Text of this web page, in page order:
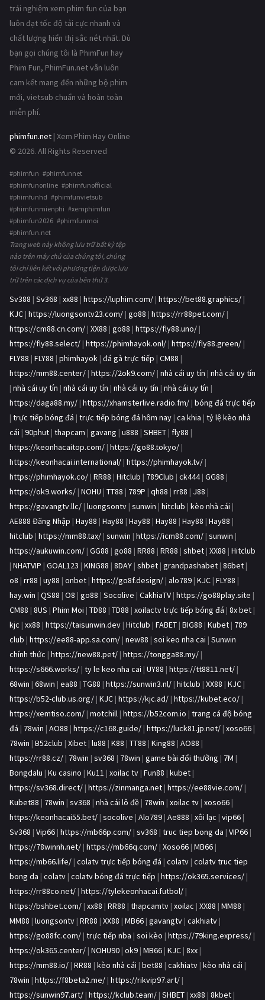
trải nghiệm xem phim fun của bạn
luôn đạt tốc độ tải cực nhanh và
chất lượng hiển thị sắc nét nhất. Dù
bạn gọi chúng tôi là PhimFun hay
Phim Fun, PhimFun.net vẫn luôn
cam kết mang đến những bộ phim
mới, vietsub chuẩn và hoàn toàn
miễn phí.
phimfun.net | Xem Phim Hay Online
© 2026. All Rights Reserved
#phimfun #phimfunnet
#phimfunonline #phimfunofficial
#phimfunhd #phimfunvietsub
#phimfunmienphi #xemphimfun
#phimfun2026 #phimfunmoi
#phimfun.net
Trang web này không lưu trữ bất kỳ tệp
nào trên máy chủ của chúng tôi, chúng
tôi chỉ liên kết với phương tiện được lưu
trữ trên các dịch vụ của bên thứ 3.
Sv388 | Sv368 | xx88 | https://luphim.com/ | https://bet88.graphics/ |
KJC | https://luongsontv23.com/ | go88 | https://rr88pet.com/ |
https://cm88.cn.com/ | XX88 | go88 | https://fly88.uno/ |
https://fly88.select/ | https://phimhayok.onl/ | https://fly88.green/ |
FLY88 | FLY88 | phimhayok | đá gà trực tiếp | CM88 |
https://mm88.center/ | https://2ok9.com/ | nhà cái uy tín | nhà cái uy tín
| nhà cái uy tín | nhà cái uy tín | nhà cái uy tín | nhà cái uy tín |
https://daga88.my/ | https://xhamsterlive.radio.fm/ | bóng đá trực tiếp
| trực tiếp bóng đá | trực tiếp bóng đá hôm nay | ca khia | tỷ lệ kèo nhà
cái | 90phut | thapcam | gavang | u888 | SHBET | fly88 |
https://keonhacaitop.com/ | https://go88.tokyo/ |
https://keonhacai.international/ | https://phimhayok.tv/ |
https://phimhayok.co/ | RR88 | Hitclub | 789Club | ck444| GG88 |
https://ok9.works/ | NOHU | TT88 | 789P | qh88 | rr88 | J88 |
https://gavangtv.llc/ | luongsontv | sunwin | hitclub | kèo nhà cái |
AE888 Đăng Nhập | Hay88 | Hay88 | Hay88 | Hay88 | Hay88 | Hay88 |
hitclub | https://mm88.tax/ | sunwin | https://icm88.com/ | sunwin |
https://aukuwin.com/ | GG88 | go88 | RR88 | RR88 | shbet | XX88 | Hitclub
| NHATVIP | GOAL123 | KING88 | 8DAY | shbet | grandpashabet | 86bet |
o8 | rr88 | uy88 | onbet | https://go8f.design/ | alo789 | KJC | FLY88 |
hay.win | QS88 | O8 | go88 | Socolive | CakhiaTV | https://go88play.site |
CM88 | 8US | Phim Moi | TD88 | TD88 | xoilactv trực tiếp bóng đá | 8x bet |
kjc | xx88 | https://taisunwin.dev | Hitclub | FABET | BIG88 | Kubet | 789
club | https://ee88-app.sa.com/ | new88 | soi keo nha cai | Sunwin
chính thức | https://new88.pet/ | https://tongga88.my/ |
https://s666.works/ | ty le keo nha cai | UY88 | https://tt8811.net/ |
68win | 68win | ea88 | TG88 | https://sunwin3.nl/ | hitclub | XX88 | KJC |
https://b52-club.us.org/ | KJC | https://kjc.ad/ | https://kubet.eco/ |
https://xemtiso.com/ | motchill | https://b52com.io | trang cá độ bóng
đá | 78win | AO88 | https://c168.guide/ | https://luck81.jp.net/ | xoso66 |
78win | B52club | Xibet | lu88 | K88 | TT88 | King88 | AO88 |
https://rr88.cz/ | 78win | sv368 | 78win | game bài đổi thưởng | 7M |
Bongdalu | Ku casino | Ku11 | xoilac tv | Fun88 | kubet |
https://sv368.direct/ | https://zinmanga.net | https://ee88vie.com/ |
Kubet88 | 78win | sv368 | nhà cái lô đề | 78win | xoilac tv | xoso66 |
https://keonhacai55.bet/ | socolive | Alo789 | Ae888 | xôi lạc | vip66 |
Sv368 | Vip66 | https://mb66p.com/ | sv368 | truc tiep bong da | VIP66 |
https://78winnh.net/ | https://mb66q.com/ | Xoso66 | MB66 |
https://mb66.life/ | colatv trực tiếp bóng đá | colatv | colatv truc tiep
bong da | colatv | colatv bóng đá trực tiếp | https://ok365.services/ |
https://rr88co.net/ | https://tylekeonhacai.futbol/ |
https://bshbet.com/ | xx88 | RR88 | thapcamtv | xoilac | XX88 | MM88 |
MM88 | luongsontv | RR88 | XX88 | MB66 | gavangtv | cakhiatv |
https://go88fc.com/ | trực tiếp nba | soi kèo | https://79king.express/ |
https://ok365.center/ | NOHU90 | ok9 | MB66 | KJC | 8xx |
https://mm88.io/ | RR88 | kèo nhà cái | bet88 | cakhiatv | kèo nhà cái |
78win | https://f8beta2.me/ | https://rikvip97.art/ |
https://sunwin97.art/ | https://kclub.team/ | SHBET | xx88 | 8kbet |